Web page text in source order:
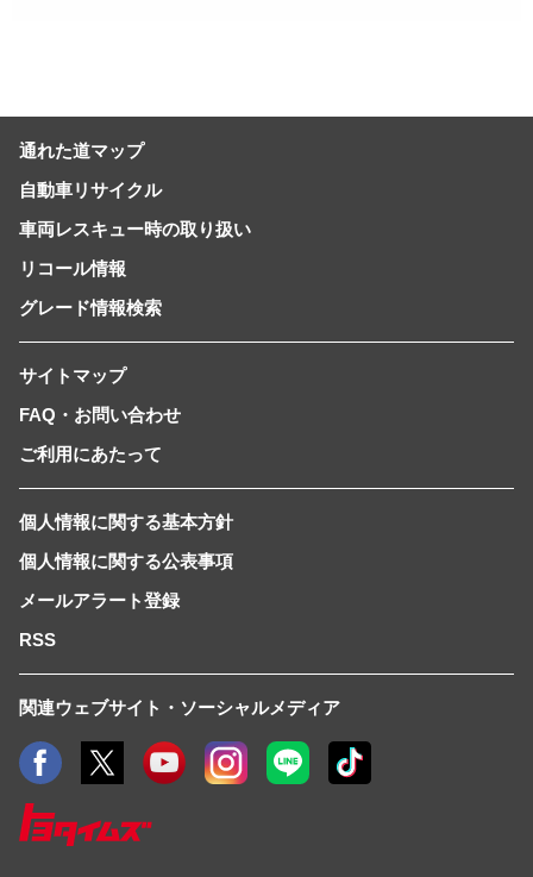
通れた道マップ
自動車リサイクル
車両レスキュー時の取り扱い
リコール情報
グレード情報検索
サイトマップ
FAQ・お問い合わせ
ご利用にあたって
個人情報に関する基本方針
個人情報に関する公表事項
メールアラート登録
RSS
関連ウェブサイト・ソーシャルメディア